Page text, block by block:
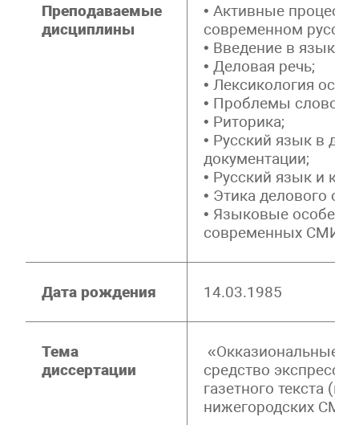
Преподаваемые
дисциплины
• Активные
современном
• Введение в
• Деловая речь;
• Лексикология
• Проблемы
• Риторика;
• Русский язык в
документации;
• Русский язык и
• Этика делового
• Языковые
современных СМИ
Дата рождения 14.03.1985
Тема
диссертации
«Окказиональные
средство
газетного текста
нижегородских